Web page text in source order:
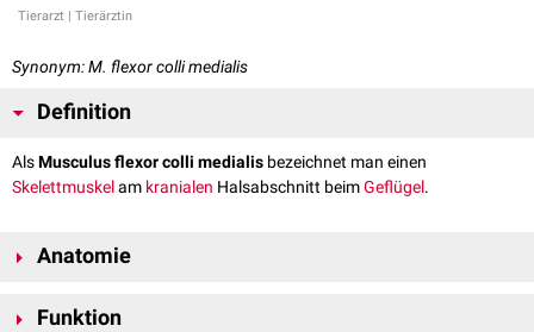
Tierarzt | Tierärztin
Synonym: M. flexor colli medialis
Definition
AlsMusculus flexor colli medialis bezeichnet man einen
Skelettmuskelam kranialen Halsabschnitt beimGeflügel.
Anatomie
Halsmuskelngezählt.
Funktion